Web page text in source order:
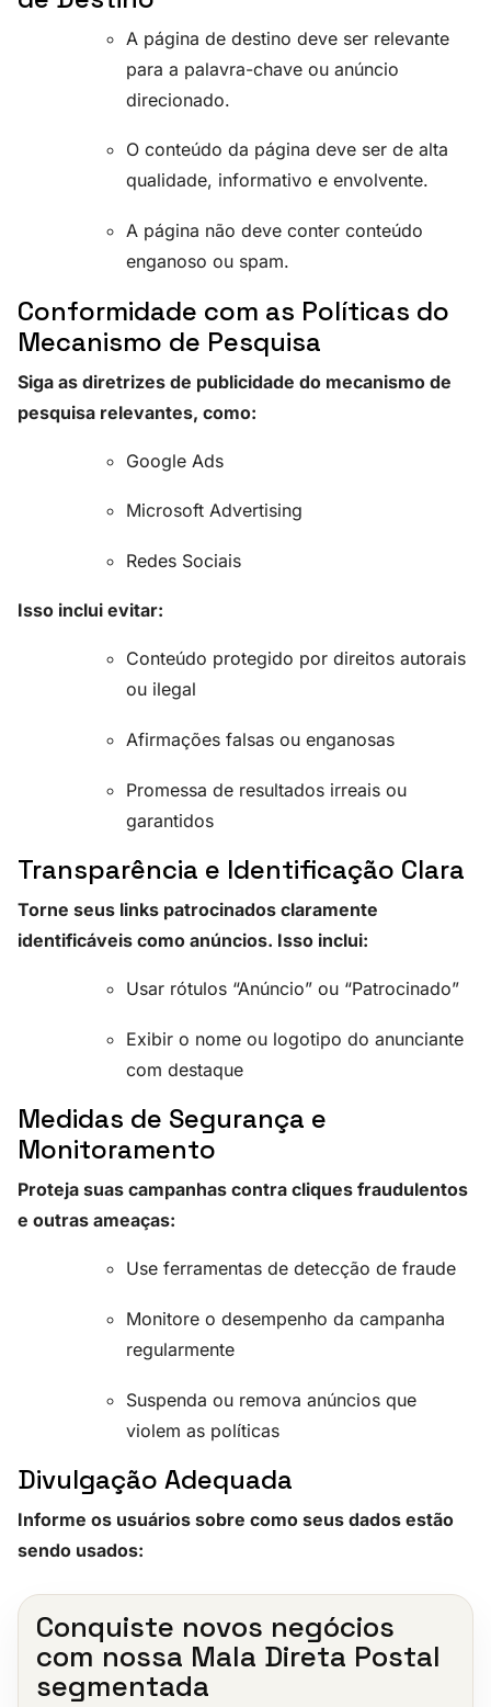
A página de destino deve ser relevante
para a palavra-chave ou anúncio
direcionado.
O conteúdo da página deve ser de alta
qualidade, informativo e envolvente.
A página não deve conter conteúdo
enganoso ou spam.
Conformidade com as Políticas do
Mecanismo de Pesquisa
Siga as diretrizes de publicidade do mecanismo de
pesquisa relevantes, como:
Google Ads
Microsoft Advertising
Redes Sociais
Isso inclui evitar:
Conteúdo protegido por direitos autorais
ou ilegal
Afirmações falsas ou enganosas
Promessa de resultados irreais ou
garantidos
Transparência e Identificação Clara
Torne seus links patrocinados claramente
identificáveis como anúncios. Isso inclui:
Usar rótulos “Anúncio” ou “Patrocinado”
Exibir o nome ou logotipo do anunciante
com destaque
Medidas de Segurança e
Monitoramento
Proteja suas campanhas contra cliques fraudulentos
e outras ameaças:
Use ferramentas de detecção de fraude
Monitore o desempenho da campanha
regularmente
Suspenda ou remova anúncios que
violem as políticas
Divulgação Adequada
Informe os usuários sobre como seus dados estão
sendo usados:
Conquiste novos negócios
com nossa Mala Direta Postal
segmentada